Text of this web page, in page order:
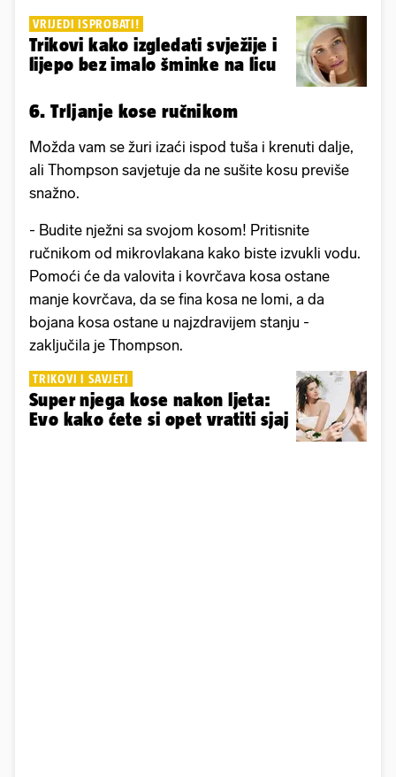
VRIJEDI ISPROBATI!
Trikovi kako izgledati svježije i
lijepo bez imalo šminke na licu
6. Trljanje kose ručnikom
Možda vam se žuri izaći ispod tuša i krenuti dalje,
ali Thompson savjetuje da ne sušite kosu previše
snažno.
- Budite nježni sa svojom kosom! Pritisnite
ručnikom od mikrovlakana kako biste izvukli vodu.
Pomoći će da valovita i kovrčava kosa ostane
manje kovrčava, da se fina kosa ne lomi, a da
bojana kosa ostane u najzdravijem stanju -
zaključila je Thompson.
TRIKOVI I SAVJETI
Super njega kose nakon ljeta:
Evo kako ćete si opet vratiti sjaj